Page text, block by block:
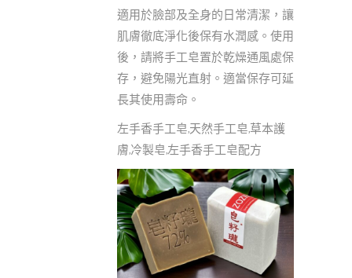
適用於臉部及全身的日常清潔，讓
肌膚徹底淨化後保有水潤感。使用
後，請將手工皂置於乾燥通風處保
存，避免陽光直射。適當保存可延
長其使用壽命。
左手香手工皂,天然手工皂,草本護
膚,冷製皂,左手香手工皂配方